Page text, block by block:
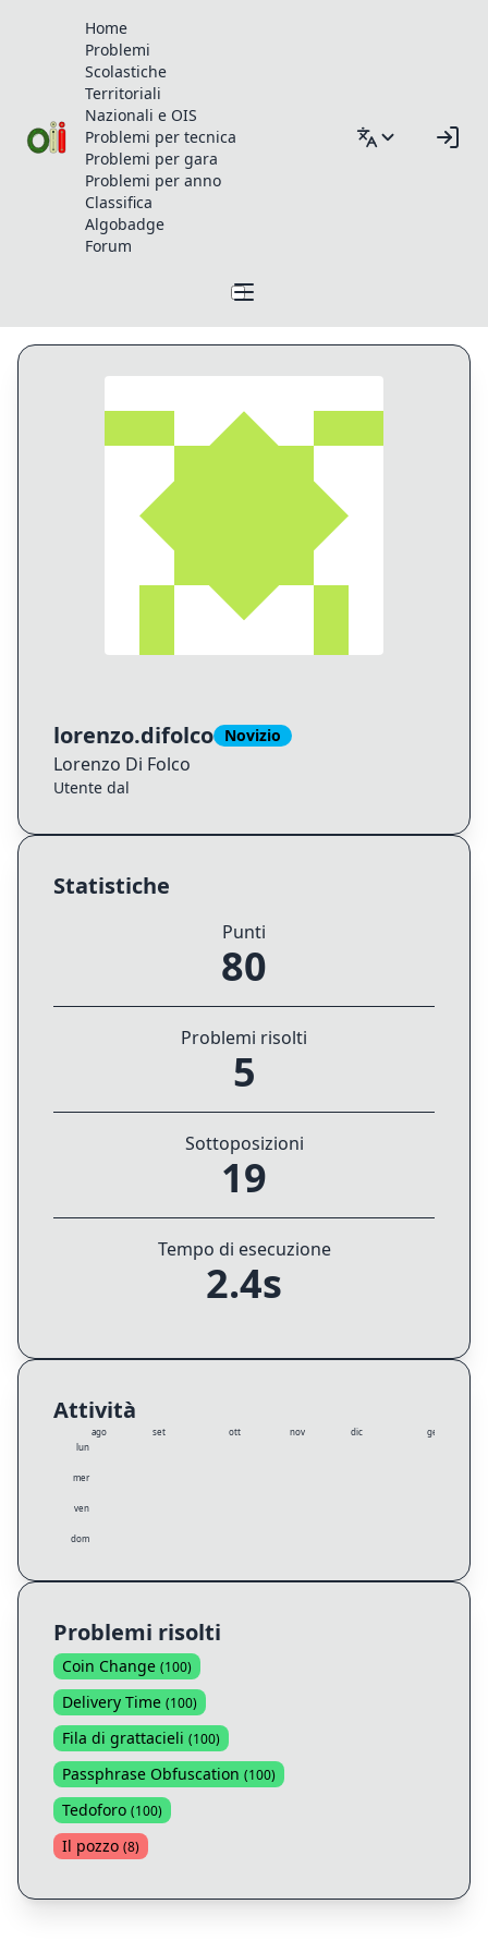
Home
Problemi
Scolastiche
Territoriali
Nazionali e OIS
Problemi per tecnica
Problemi per gara
Problemi per anno
Classifica
Algobadge
Forum
Profilo di lorenzo.difolco
lorenzo.difolco Novizio
Lorenzo Di Folco
Utente dal
Statistiche
Punti
80
Problemi risolti
5
Sottoposizioni
19
Tempo di esecuzione
2.4s
Attività
lun
mer
ven
dom
ago set ott nov dic gen
Problemi risolti
Coin Change (100)
Delivery Time (100)
Fila di grattacieli (100)
Passphrase Obfuscation (100)
Tedoforo (100)
Il pozzo (8)